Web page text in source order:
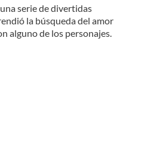
serie de divertidas
la búsqueda del amor
alguno de los personajes.